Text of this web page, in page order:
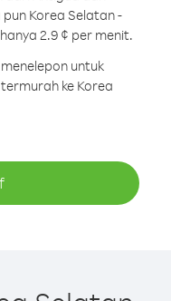
Korea Selatan -
2.9 ¢ per menit.
untuk
ke Korea